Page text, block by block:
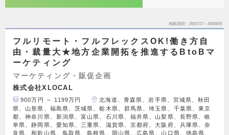
掲載期間 26/07/27～26/08/09
フルリモート・フルフレックスOK!働き方自
由・裁量大★地方企業開拓を推進するBtoBマ
ーケティング
マーケティング・販促企画
株式会社XLOCAL
900万円 ～ 1199万円
北海道、青森県、岩手県、宮城県、秋田
県、山形県、福島県、茨城県、栃木県、群馬県、埼玉県、千葉県、東京
都、神奈川県、新潟県、富山県、石川県、福井県、山梨県、長野県、岐
阜県、静岡県、愛知県、三重県、滋賀県、京都府、大阪府、兵庫県、奈
良県、和歌山県、鳥取県、島根県、岡山県、広島県、山口県、徳島県、